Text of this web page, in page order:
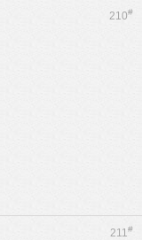
210#
211#